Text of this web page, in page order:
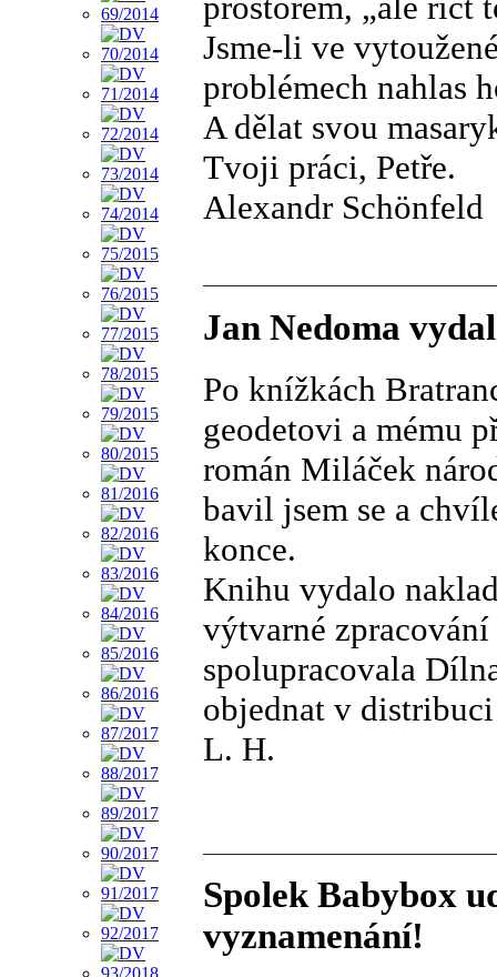
Jsme-li ve
problémech nahlas
A dělat svou
Tvoji práci, Petře.
Alexandr Schönfeld
Jan Nedoma
Po knížkách
geodetovi a mému
román Miláček
bavil jsem se a
konce.
Knihu vydalo
výtvarné
spolupracovala
objednat v
L. H.
Spolek Babybox
vyznamenání!